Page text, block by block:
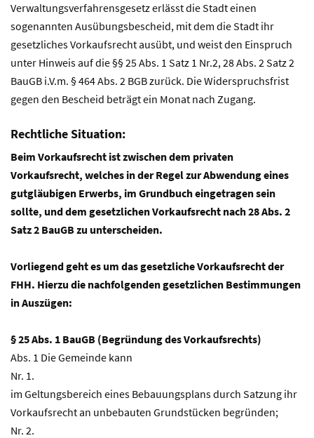
Verwaltungsverfahrensgesetz erlässt die Stadt einen
sogenannten Ausübungsbescheid, mit dem die Stadt ihr
gesetzliches Vorkaufsrecht ausübt, und weist den Einspruch
unter Hinweis auf die §§ 25 Abs. 1 Satz 1 Nr.2, 28 Abs. 2 Satz 2
BauGB i.V.m. § 464 Abs. 2 BGB zurück. Die Widerspruchsfrist
gegen den Bescheid beträgt ein Monat nach Zugang.
Rechtliche Situation:
Beim Vorkaufsrecht ist zwischen dem privaten
Vorkaufsrecht, welches in der Regel zur Abwendung eines
gutgläubigen Erwerbs, im Grundbuch eingetragen sein
sollte, und dem gesetzlichen Vorkaufsrecht nach 28 Abs. 2
Satz 2 BauGB zu unterscheiden.
Vorliegend geht es um das gesetzliche Vorkaufsrecht der
FHH. Hierzu die nachfolgenden gesetzlichen Bestimmungen
in Auszügen:
§ 25 Abs. 1 BauGB (Begründung des Vorkaufsrechts)
Abs. 1 Die Gemeinde kann
Nr. 1.
im Geltungsbereich eines Bebauungsplans durch Satzung ihr
Vorkaufsrecht an unbebauten Grundstücken begründen;
Nr. 2.